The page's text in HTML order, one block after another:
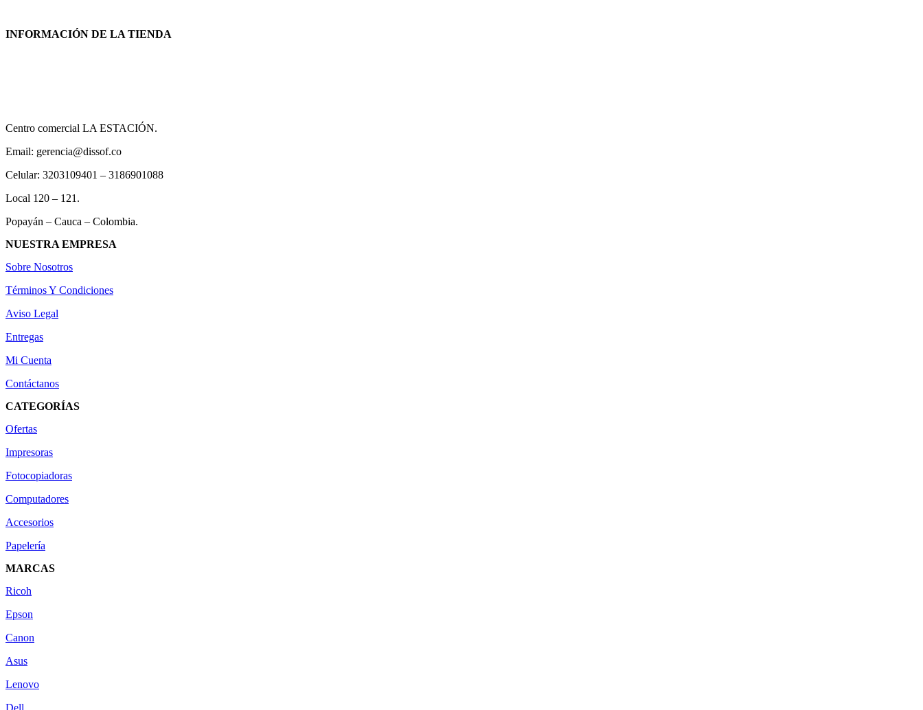
INFORMACIÓN DE LA TIENDA
Centro comercial LA ESTACIÓN.
Email: gerencia@dissof.co
Celular: 3203109401 – 3186901088
Local 120 – 121.
Popayán – Cauca – Colombia.
NUESTRA EMPRESA
Sobre Nosotros
Términos Y Condiciones
Aviso Legal
Entregas
Mi Cuenta
Contáctanos
CATEGORÍAS
Ofertas
Impresoras
Fotocopiadoras
Computadores
Accesorios
Papelería
MARCAS
Ricoh
Epson
Canon
Asus
Lenovo